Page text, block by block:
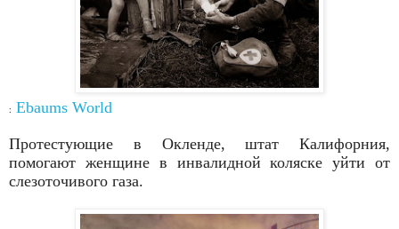
: Ebaums World
Протестующие в Окленде, штат Калифорния,
помогают женщине в инвалидной коляске уйти от
слезоточивого газа.